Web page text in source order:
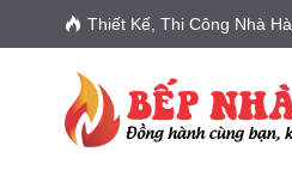
Thiết Kế, Thi Công Nhà